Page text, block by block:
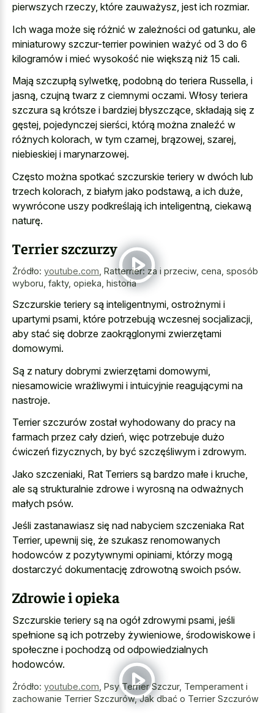
pierwszych rzeczy, które zauważysz, jest ich rozmiar.
Ich waga może się różnić w zależności od gatunku, ale
miniaturowy szczur-terrier powinien ważyć od 3 do 6
kilogramów i mieć wysokość nie większą niż 15 cali.
Mają szczupłą sylwetkę, podobną do teriera Russella, i
jasną, czujną twarz z ciemnymi oczami. Włosy teriera
szczura są krótsze i bardziej błyszczące, składają się z
gęstej, pojedynczej sierści, którą można znaleźć w
różnych kolorach, w tym czarnej, brązowej, szarej,
niebieskiej i marynarzowej.
Często można spotkać szczurskie teriery w dwóch lub
trzech kolorach, z białym jako podstawą, a ich duże,
wywrócone uszy podkreślają ich inteligentną, ciekawą
naturę.
Terrier szczurzy
Źródło: youtube.com Ratterrier: za i przeciw, cena, sposób
wyboru, fakty, opieka, historia
Szczurskie teriery są inteligentnymi, ostrożnymi i
upartymi psami, które potrzebują wczesnej socjalizacji,
aby stać się dobrze zaokrąglonymi zwierzętami
domowymi.
Są z natury dobrymi zwierzętami domowymi,
niesamowicie wrażliwymi i intuicyjnie reagującymi na
nastroje.
Terrier szczurów został wyhodowany do pracy na
farmach przez cały dzień, więc potrzebuje dużo
ćwiczeń fizycznych, by być szczęśliwym i zdrowym.
Jako szczeniaki, Rat Terriers są bardzo małe i kruche,
ale są strukturalnie zdrowe i wyrosną na odważnych
małych psów.
Jeśli zastanawiasz się nad nabyciem szczeniaka Rat
Terrier, upewnij się, że szukasz renomowanych
hodowców z pozytywnymi opiniami, którzy mogą
dostarczyć dokumentację zdrowotną swoich psów.
Zdrowie i opieka
Szczurskie teriery są na ogół zdrowymi psami, jeśli
spełnione są ich potrzeby żywieniowe, środowiskowe i
społeczne i pochodzą od odpowiedzialnych
hodowców.
Źródło: youtube.com Psy Terrier Szczur, Temperament i
zachowanie Terrier Szczurów, Jak dbać o Terrier Szczurów